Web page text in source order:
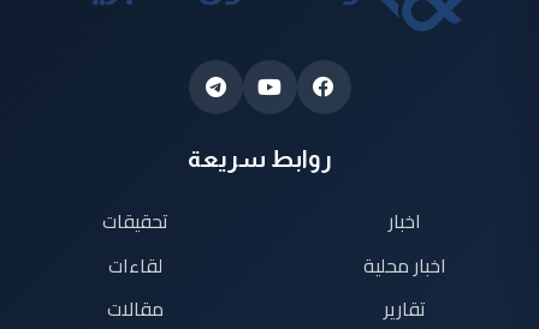
روابط سريعة
اخبار
اخبار محلية
تقارير
تحقيقات
لقاءات
مقالات